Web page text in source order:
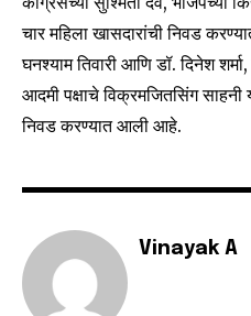
चार महिला खासदारांची निवड
घनश्याम तिवारी आणि डॉ. दिनेश
आदमी पक्षाचे विक्रमजितसिंग साहनी
निवड करण्यात आली आहे.
Vinayak A